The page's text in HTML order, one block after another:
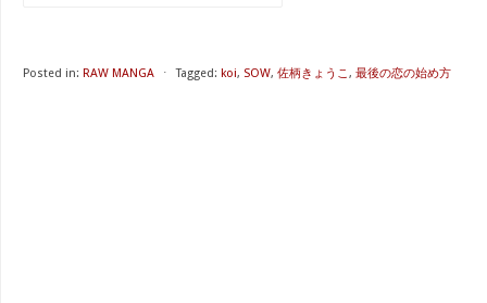
Posted in: RAW MANGA ⋅ Tagged: koi, SOW, 佐柄きょうこ, 最後の恋の始め方